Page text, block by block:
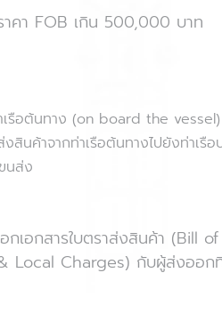
คา FOB เกิน 500,000 บาท
เรือต้นทาง (on board the
นค้าจากท่าเรือต้นทางไปยังท่าเรื
นส่ง
กเอกสารใบตราส่งสินค้า (Bill
Local Charges) กับผู้ส่งออก